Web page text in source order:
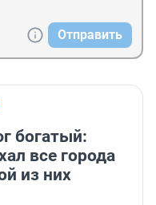
Отправить
богатый:
все города
из них